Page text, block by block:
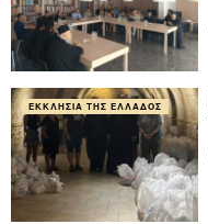
ΕΚΚΛΗΣΊΑ ΤΗΣ ΕΛΛΆΔΟΣ